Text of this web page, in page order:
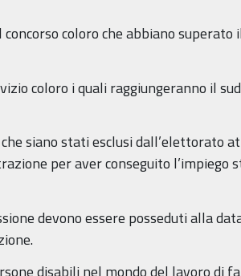
concorso coloro che abbiano
coloro i quali raggiungeranno il
siano stati esclusi dall’elettorato
per aver conseguito
devono essere posseduti alla